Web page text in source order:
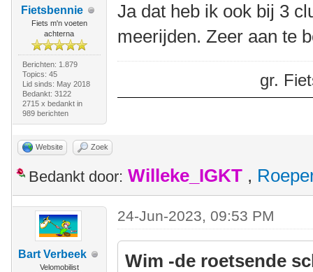
Fietsbennie
Fiets m'n voeten
achterna
Berichten: 1.879
Topics: 45
Lid sinds: May 2018
Bedankt: 3122
2715 x bedankt in
989 berichten
Ja dat heb ik ook bij 3
meerijden. Zeer aan te
gr.
Website Zoek
Bedankt door: Willeke_IGKT ,
Bart Verbeek
Velomobilist
24-Jun-2023, 09:53 PM
Wim -de roetsende